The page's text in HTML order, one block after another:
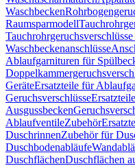
Waschbecken
Raumsparmodell
Waschbeckenanschlüsse
Ablaufgarnituren für
GeräteErsatzteile für
Geruchsverschlüsse
Ausgussbecken
AblaufventileZubehör
DuschrinnenZubehör für
Duschbodenabläufe
DuschflächenDuschflächen